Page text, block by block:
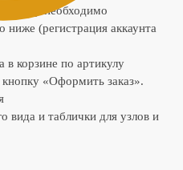
необходимо
ниже (регистрация аккаунта
в корзине по артикулу
«Оформить заказ».
вида и таблички для узлов и